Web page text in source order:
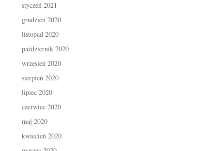
styczeń 2021
grudzień 2020
listopad 2020
październik 2020
wrzesień 2020
sierpień 2020
lipiec 2020
czerwiec 2020
maj 2020
kwiecień 2020